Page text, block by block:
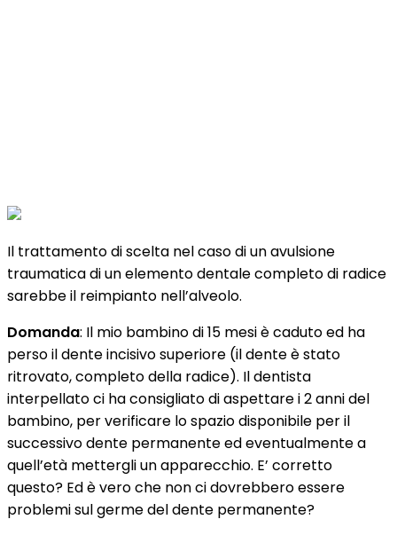
Il trattamento di scelta nel caso di un avulsione
traumatica di un elemento dentale completo di radice
sarebbe il reimpianto nell’alveolo.
Domanda: Il mio bambino di 15 mesi è caduto ed ha
perso il dente incisivo superiore (il dente è stato
ritrovato, completo della radice). Il dentista
interpellato ci ha consigliato di aspettare i 2 anni del
bambino, per verificare lo spazio disponibile per il
successivo dente permanente ed eventualmente a
quell’età mettergli un apparecchio. E’ corretto
questo? Ed è vero che non ci dovrebbero essere
problemi sul germe del dente permanente?